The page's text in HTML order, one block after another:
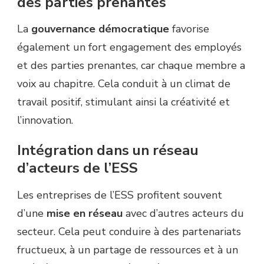
La gouvernance démocratique favorise
également un fort engagement des employés
et des parties prenantes, car chaque membre a
voix au chapitre. Cela conduit à un climat de
travail positif, stimulant ainsi la créativité et
l’innovation.
Intégration dans un réseau
d’acteurs de l’ESS
Les entreprises de l’ESS profitent souvent
d’une mise en réseau avec d’autres acteurs du
secteur. Cela peut conduire à des partenariats
fructueux, à un partage de ressources et à un